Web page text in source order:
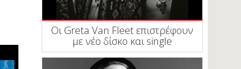
Οι Greta Van Fleet επιστρέφουν
με νέο δίσκο και single